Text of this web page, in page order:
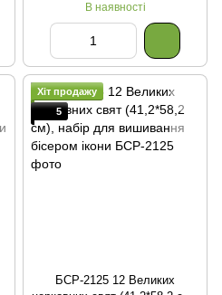
В наявності
Хіт продажу
5
БСР-2125 12 Великих